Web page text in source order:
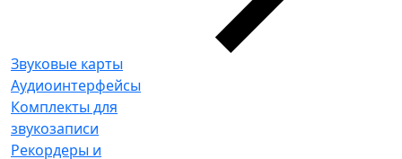
Звуковые карты
Аудиоинтерфейсы
Комплекты для
звукозаписи
Рекордеры и